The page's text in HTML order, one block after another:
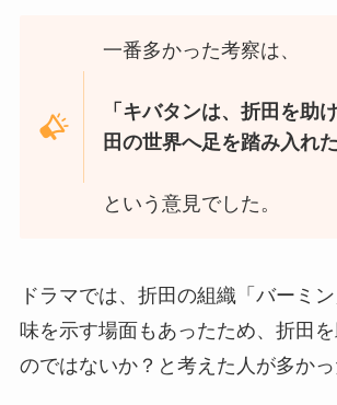
一番多かった考察は、
「キバタンは、折田を助
田の世界へ足を踏み入れ
という意見でした。
ドラマでは、折田の組織「バーミ
味を示す場面もあったため、折田
のではないか？と考えた人が多かっ